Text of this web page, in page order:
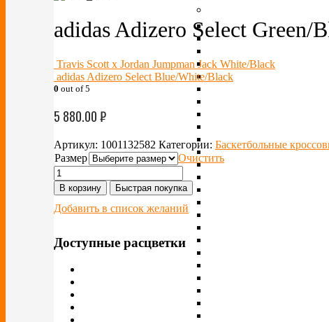
adidas Adizero Select Green/
Travis Scott x Jordan Jumpman Jack White/Black
adidas Adizero Select Blue/White/Black
0 out of 5
5 880.00₽
Артикул: 1001132582 Категории: Баскетбольные
Размер
Очистить
В корзину Быстрая покупка
Добавить в список желаний
Доступные расцветки